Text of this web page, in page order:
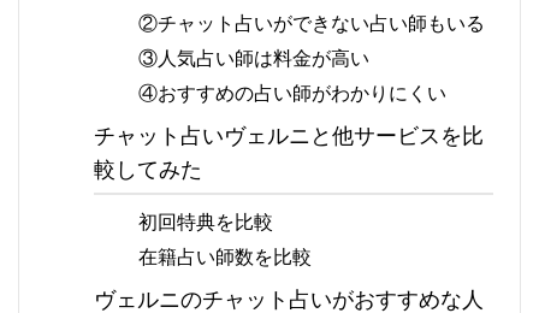
②チャット占いができない占い師もいる
③人気占い師は料金が高い
④おすすめの占い師がわかりにくい
チャット占いヴェルニと他サービスを比
較してみた
初回特典を比較
在籍占い師数を比較
ヴェルニのチャット占いがおすすめな人